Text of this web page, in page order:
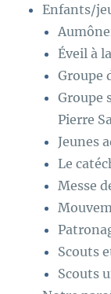
Enfants/
Éveil à
Groupe
Groupe
Pierre
Jeunes
Le
Messe
Scouts
Scouts